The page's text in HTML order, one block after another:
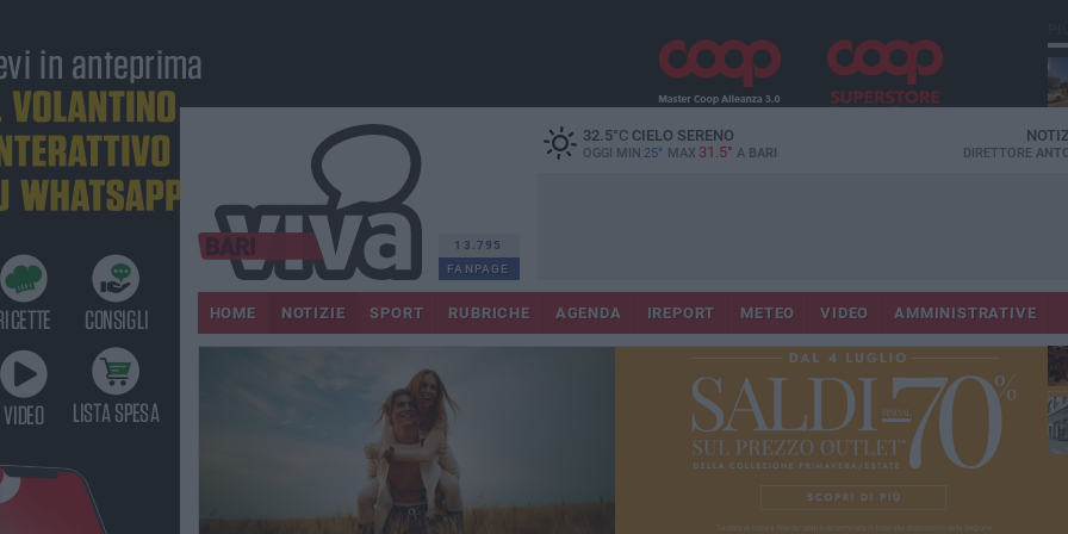
13.795
FANPAGE
32.5°CCIELO SERENO
OGGI MIN 25° MAX 31.5° A BARI DIRETTORE
HOME NOTIZIE SPORT RUBRICHE AGENDA IREPORT METEO VIDEO AMMINISTRATIVE